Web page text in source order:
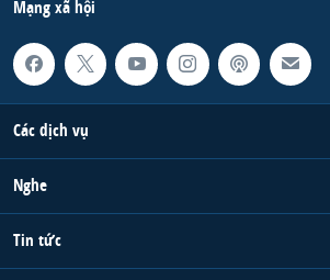
Mạng xã hội
Các dịch vụ
Nghe
Tin tức